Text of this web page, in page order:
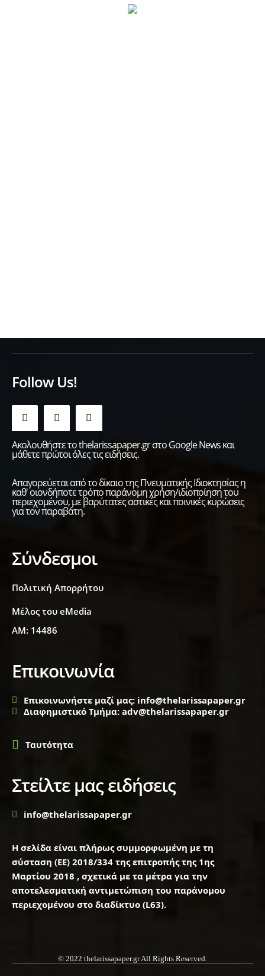
Follow Us!
Ακολουθήστε το thelarissapaper.gr στο Google News και
μάθετε πρώτοι όλες τις ειδήσεις.
Απαγορεύεται από το δίκαιο της Πνευματικής Ιδιοκτησίας η
καθ' οιονδήποτε τρόπο παράνομη χρήση/ιδιοποίηση του
περιεχομένου, με βαρύτατες αστικές και ποινικές κυρώσεις
για τον παραβάτη.
Σύνδεσμοι
Πολιτική Απορρήτου
Μέλος του eMedia
ΑΜ: 14486
Επικοινωνία
Επικοινωνήστε μαζί μας: info@thelarissapaper.gr
Διαφημιστικό Τμήμα: adv@thelarissapaper.gr
Ταυτότητα
Στείλτε μας ειδήσεις
info@thelarissapaper.gr
Η σελίδα είναι πλήρως συμμορφωμένη με τη
σύσταση (ΕΕ) 2018/334 της επιτροπής της 1ης
Μαρτίου 2018 , σχετικά με τα μέτρα για την
αποτελεσματική αντιμετώπιση του παράνομου
περιεχομένου στο διαδίκτυο (L63).
© 2022 thelarissapaper.gr All Rights Reserved.